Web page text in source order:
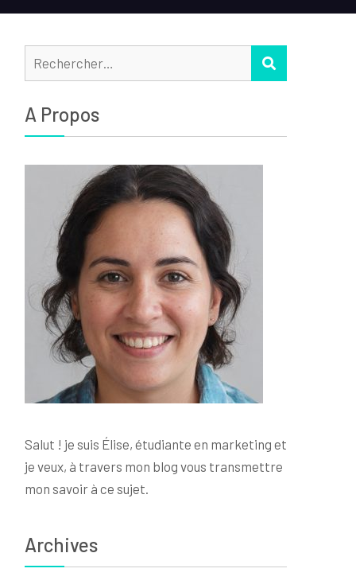
Rechercher :
A Propos
Salut ! je suis Élise, étudiante en marketing et
je veux, à travers mon blog vous transmettre
mon savoir à ce sujet.
Archives